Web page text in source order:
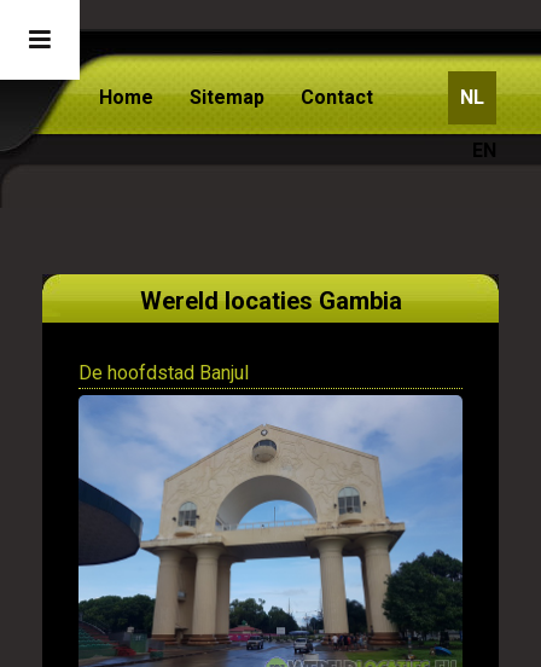
Home Sitemap Contact NL
EN
Wereld locaties Gambia
De hoofdstad Banjul